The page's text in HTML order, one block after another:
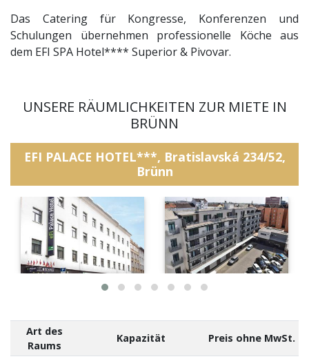
Das Catering für Kongresse, Konferenzen und
Schulungen übernehmen professionelle Köche aus
dem EFI SPA Hotel**** Superior & Pivovar.
UNSERE RÄUMLICHKEITEN ZUR MIETE IN
BRÜNN
EFI PALACE HOTEL***, Bratislavská 234/52,
Brünn
Art des
Raums
Kapazität Preis ohne MwSt.